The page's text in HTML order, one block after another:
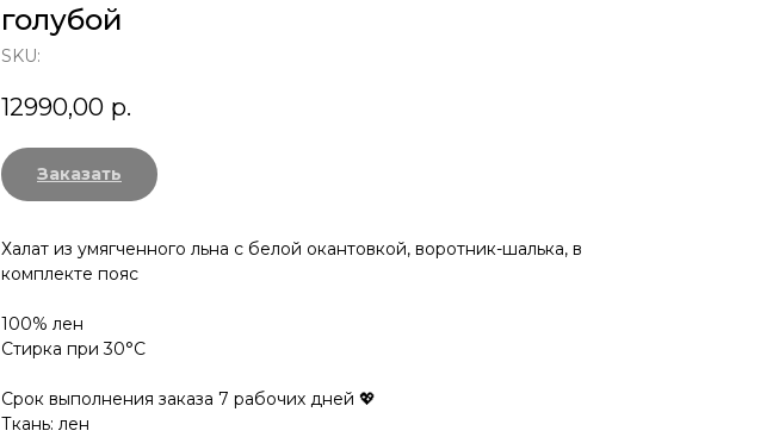
голубой
SKU:
12990,00 р.
Заказать
Халат из умягченного льна с белой окантовкой, воротник-шалька, в
комплекте пояс
100% лен
Стирка при 30°С
Срок выполнения заказа 7 рабочих дней 💖
Ткань: лен